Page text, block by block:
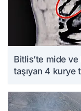
Bitlis’te mide ve
taşıyan 4 kurye